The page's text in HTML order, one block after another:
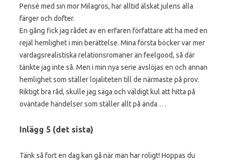
Pensé med sin mor Milagros, har alltid älskat julens alla
färger och dofter.
En gång fick jag rådet av en erfaren författare att ha med en
rejäl hemlighet i min berättelse. Mina första böcker var mer
vardagsrealistiska relationsromaner än feelgood, så där
tänkte jag inte så. Men i min nya serie avslöjas en och annan
hemlighet som ställer lojaliteten till de närmaste på prov.
Riktigt bra råd, skulle jag säga och väldigt kul att hitta på
oväntade händelser som ställer allt på ända …
Inlägg 5 (det sista)
Tänk så fort en dag kan gå när man har roligt! Hoppas du